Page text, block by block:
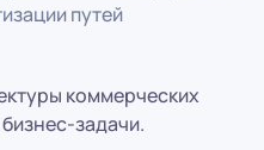
путей
коммерческих
задачи.